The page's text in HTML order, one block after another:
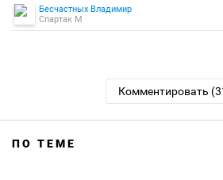
Бесчастных Владимир
Спартак М
Комментировать
ПО ТЕМЕ